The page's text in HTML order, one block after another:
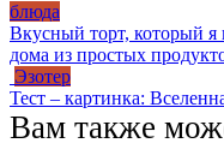
блюда
Вкусный торт, который
дома из простых
Эзотер
Тест – картинка:
Вам также